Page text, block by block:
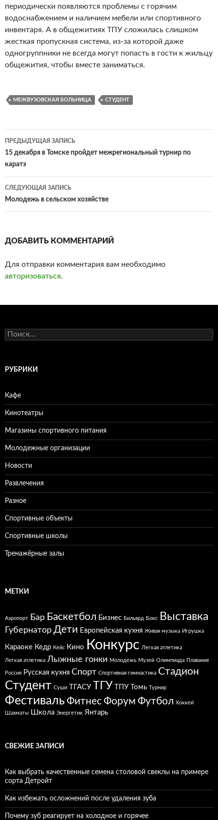
периодически появляются проблемы с горячим
водоснабжением и наличием мебели или спортивного
инвентаря. А в общежитиях ТПУ сложилась слишком
жесткая пропускная система, из-за которой даже
одногруппники не всегда могут попасть в гости к жильцу
общежития, чтобы вместе заниматься.
МЕЖВУЗОВСКАЯ БОЛЬНИЦА СТУДЕНТ
Навигация
по
записям
ПРЕДЫДУЩАЯ ЗАПИСЬ
15 декабря в Томске пройдет межрегиональный турнир по
каратэ
СЛЕДУЮЩАЯ ЗАПИСЬ
Молодежь в сельском хозяйстве
ДОБАВИТЬ КОММЕНТАРИЙ
Для отправки комментария вам необходимо
авторизоваться.
Н
а
иРУБРИКИ
Кафе
Кинотеатры
Магазины спортивного питания
Молодежные организации
Новости
Развлечения
Разное
Спортивные объекты
Спортивные школы
Тренажёрные залы
МЕТКИ
Аэропорт Бар Баскетбол Бизнес Бильярд Бокс Выставка
Губернатор Дети Европейская кухня Живая музыка Игрушка
Караоке Кедр Кейс Кино Конкурс Легкая атлетика
Легкая атлетика Лыжные гонки Молодежь Музей Олимпиада Плавание
Россия Русская кухня Спорт Спортивная гимнастика Стадион
Студент Суши ТГАСУ ТГУ ТПУ Томь Турнир
ФестивальФитнесФорум Футбол Хоккей
Шахматы Школа Энергетик Янтарь
СВЕЖИЕ ЗАПИСИ
Как выбрать качественные семена столовой свеклы на примере
сорта Детройт
Как избежать осложнений после удаления зуба
Почему зуб реагирует на холодное и горячее